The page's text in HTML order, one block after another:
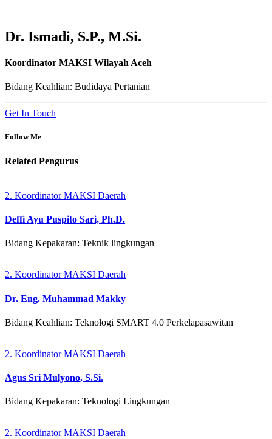
Dr. Ismadi, S.P., M.Si.
Koordinator MAKSI Wilayah Aceh
Bidang Keahlian: Budidaya Pertanian
Get In Touch
Follow Me
Related Pengurus
2. Koordinator MAKSI Daerah
Deffi Ayu Puspito Sari, Ph.D.
Bidang Kepakaran: Teknik lingkungan
2. Koordinator MAKSI Daerah
Dr. Eng. Muhammad Makky
Bidang Keahlian: Teknologi SMART 4.0 Perkelapasawitan
2. Koordinator MAKSI Daerah
Agus Sri Mulyono, S.Si.
Bidang Kepakaran: Teknologi Lingkungan
2. Koordinator MAKSI Daerah